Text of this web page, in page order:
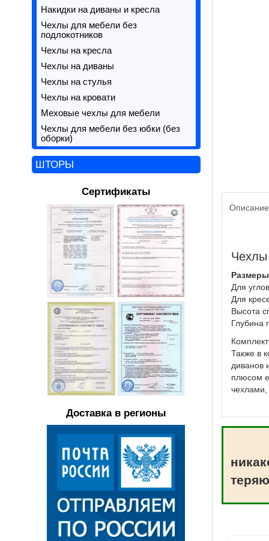
Накидки на диваны и кресла
Чехлы для мебели без
подлокотников
Чехлы на кресла
Чехлы на диваны
Чехлы на стулья
Чехлы на кровати
Меховые чехлы для мебели
Чехлы для мебели без юбки (без
оборки)
ШТОРЫ
Сертификаты
Доставка в регионы
Описание
Чехлы
Для
Для
Высота
Глубина
Также в
диванов
плюсом
чехлами,